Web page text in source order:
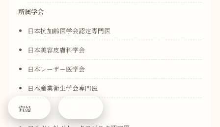
所属学会
日本抗加齢医学会認定専門医
日本美容皮膚科学会
日本レーザー医学会
日本産業衛生学会専門医
資格WEB